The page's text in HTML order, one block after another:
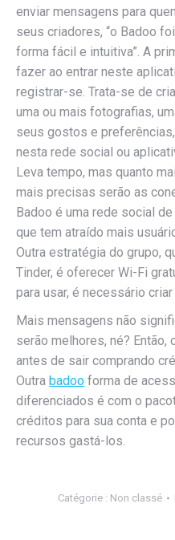
enviar mensagens para
seus criadores, “o Badoo
forma fácil e intuitiva”. A
fazer ao entrar neste
registrar-se. Trata-se de
uma ou mais fotografias,
seus gostos e
nesta rede social ou
Leva tempo, mas quanto
mais precisas serão as
Badoo é uma rede social
que tem atraído mais
Outra estratégia do grupo,
Tinder, é oferecer Wi-Fi
para usar, é necessário
Mais mensagens não
serão melhores, né? Então,
antes de sair comprando
Outra badoo forma de
diferenciados é com o
créditos para sua conta e
recursos gastá-los.
Catégorie : Non classé